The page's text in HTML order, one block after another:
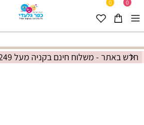
חדש באתר - משלוח חינם בקניה מעל 249 שח | עד 4 ימי עסקים*
0
0